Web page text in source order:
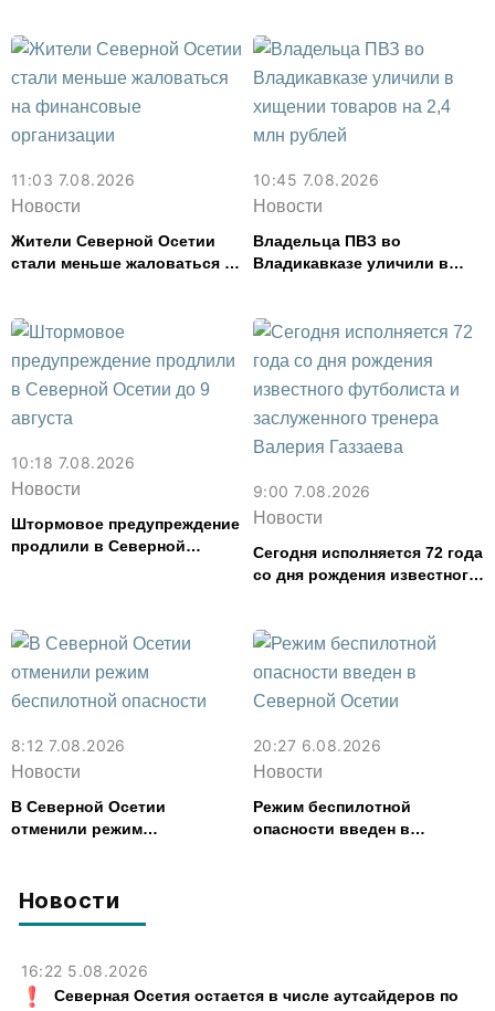
Новости
16:22 5.08.2026
Северная Осетия остается в числе аутсайдеров по
11:03 7.08.2026
Новости
Жители Северной Осетии
стали меньше жаловаться на
10:45 7.08.2026
Новости
Владельца ПВЗ во
Владикавказе уличили в
10:18 7.08.2026
Новости
Штормовое предупреждение
продлили в Северной
9:00 7.08.2026
Новости
Сегодня исполняется 72 года
со дня рождения известного
8:12 7.08.2026
Новости
В Северной Осетии
отменили режим
20:27 6.08.2026
Новости
Режим беспилотной
опасности введен в